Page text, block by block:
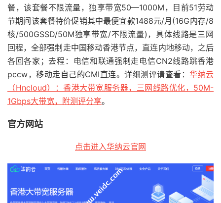
餐，该套餐不限流量，独享带宽50—1000M，目前51劳动
节期间该套餐特价促销其中最便宜款1488元/月(16G内存/8
核/500GSSD/50M独享带宽/不限流量)，具体线路是三网
回程，全部强制走中国移动香港节点，直连内地移动，之后
各回各家；去程：电信和联通强制走电信CN2线路跳香港
pccw，移动走自己的CMI直连。详细测评请查看： 华纳云
（Hncloud）：香港大带宽服务器，三网线路优化，50M-
1Gbps大带宽，附测评分享。
官方网站
点击进入华纳云官网